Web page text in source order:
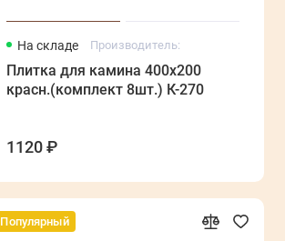
На складе Производитель:
Плитка для камина 400х200
красн.(комплект 8шт.) К-270
1120 ₽
Популярный